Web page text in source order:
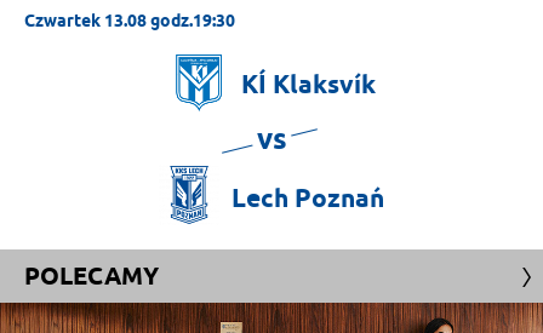
Czwartek 13.08 godz.19:30
KÍ Klaksvík
vs
Lech Poznań
POLECAMY